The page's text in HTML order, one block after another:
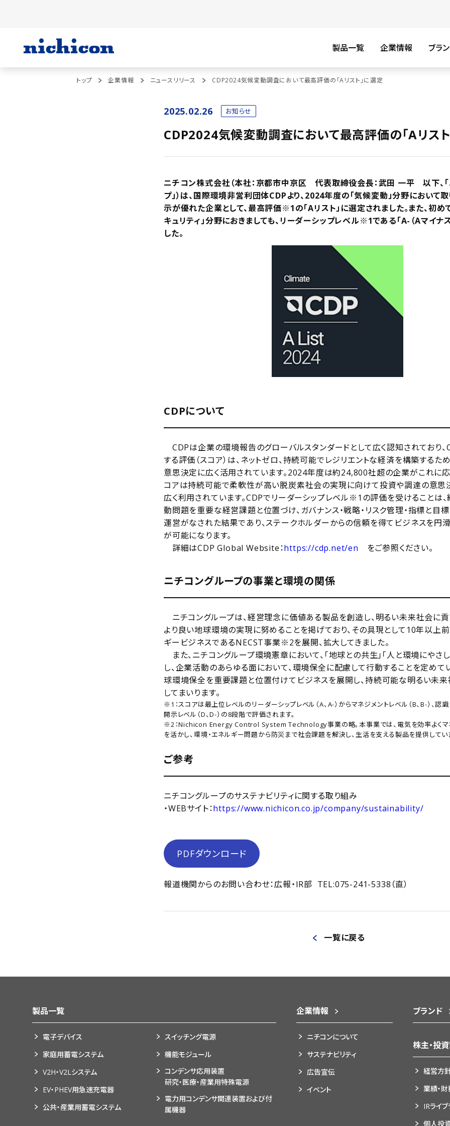
製品一覧 企業情報 ブラ
トップ 企業情報 ニュースリリース CDP2024気候変動調査において最高評価の「Aリスト」に選定
2025.02.26 お知らせ
CDP2024気候変動調査において最高評価の「Aリス
ニチコン株式会社（本社：京都市中京区 代表取締役会長：武田 一平 以下、
プ」）は、国際環境非営利団体CDPより、2024年度の「気候変動」分野において
示が優れた企業として、最高評価※1の「Aリスト」に選定されました。また、初め
キュリティ」分野におきましても、リーダーシップレベル※1である「A-（Aマイナ
した。
CDPについて
CDPは企業の環境報告のグローバルスタンダードとして広く認知されており
する評価（スコア）は、ネットゼロ、持続可能でレジリエントな経済を構築するた
意思決定に広く活用されています。2024年度は約24,800社超の企業がこれに応
コアは持続可能で柔軟性が高い脱炭素社会の実現に向けて投資や調達の意思
広く利用されています。CDPでリーダーシップレベル※1 の評価を受けることは
動問題を重要な経営課題と位置づけ、ガバナンス・戦略・リスク管理・指標と目
運営がなされた結果であり、ステークホルダーからの信頼を得てビジネスを円
が可能になります。
詳細はCDP Global Website：https://cdp.net/en をご参照ください。
ニチコングループの事業と環境の関係
ニチコングループは、経営理念に価値ある製品を創造し、明るい未来社会に貢
より良い地球環境の実現に努めることを掲げており、その具現として10年以上
ギービジネスであるNECST事業※2を展開、拡大してきました。
また、ニチコングループ環境憲章において、「地球との共生」「人と環境にやさ
し、企業活動のあらゆる面において、環境保全に配慮して行動することを定めて
球環境保全を重要課題と位置付けてビジネスを展開し、持続可能な明るい未来
してまいります。
※1：スコアは最上位レベルのリーダーシップレベル（A、A-）からマネジメントレベル（B、B-）、認識
開示レベル（D、D-）の8段階で評価されます。
※2：Nichicon Energy Control System Technology事業の略。本事業では、電気を効率よくマ
を活かし、環境・エネルギー問題から防災まで社会課題を解決し、生活を支える製品を提供してい
ご参考
ニチコングループのサステナビリティに関する取り組み
・WEBサイト：https://www.nichicon.co.jp/company/sustainability/
PDFダウンロード
報道機関からのお問い合わせ：広報・IR部 TEL:075-241-5338（直）
一覧に戻る
製品一覧
電子デバイス
家庭用蓄電システム
V2H・V2Lシステム
EV・PHEV用急速充電器
公共・産業用蓄電システム
スイッチング電源
機能モジュール
コンデンサ応用装置
研究・医療・産業用特殊電源
電力用コンデンサ関連装置および付
属機器
企業情報
ニチコンについて
サステナビリティ
広告宣伝
イベント
ブランド
株主・投
経営方
業績・
IRライブ
個人投